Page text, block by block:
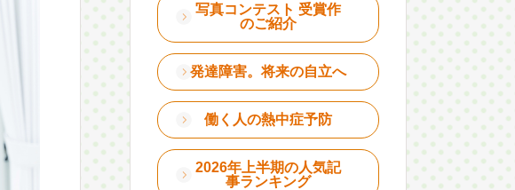
写真コンテスト 受賞作
のご紹介
発達障害。将来の自立へ
働く人の熱中症予防
2026年上半期の人気記
事ランキング